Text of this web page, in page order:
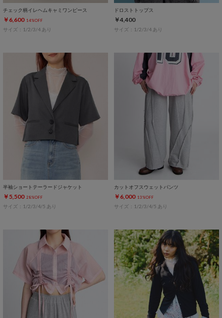
チェック柄イレヘムキャミワンピース
￥6,600 14%OFF
サイズ：1/2/3/4 あり
ドロストトップス
￥4,400
サイズ：1/2/3/4 あり
半袖ショートテーラードジャケット
￥5,500 28%OFF
サイズ：1/2/3/4/5 あり
カットオフスウェットパンツ
￥6,000 13%OFF
サイズ：1/2/3/4/5 あり